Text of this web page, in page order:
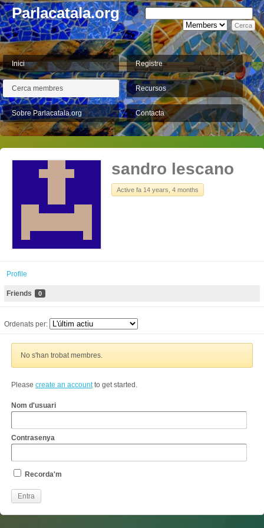
Parlacatala.org
Inici Registre
Cerca membres Recursos
Sobre Parlacatala.org Contacta
sandro lescano
Active fa 14 years, 4 months
Profile
Friends 0
Ordenats per:
No s'han trobat membres.
Please create an accountto get started.
Nom d'usuari
Contrasenya
Recorda'm